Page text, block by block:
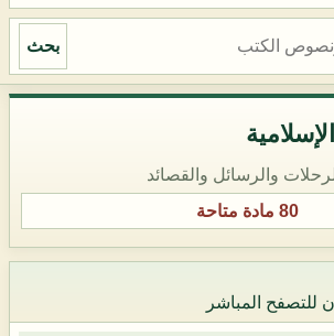
بحث
والرسائل والقصائد
80 مادة متاحة
المباشر